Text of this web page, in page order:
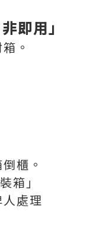
即用」
。
櫃。
箱」
處理